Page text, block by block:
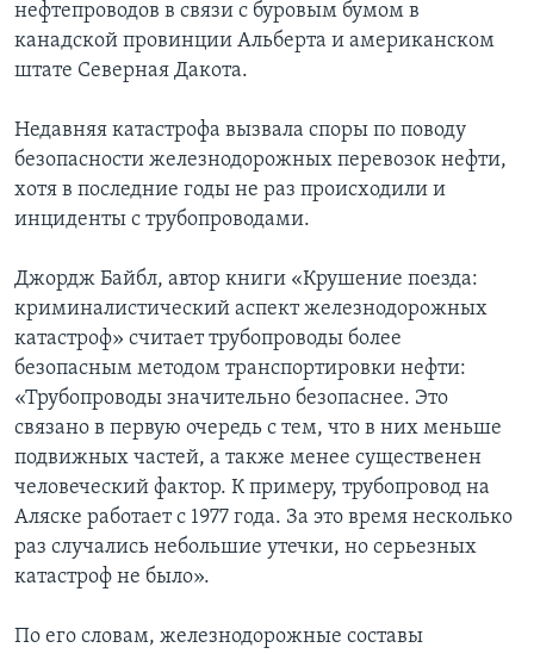
нефтепроводов в связи с буровым бумом в
канадской провинции Альберта и американском
штате Северная Дакота.
Недавняя катастрофа вызвала споры по поводу
безопасности железнодорожных перевозок нефти,
хотя в последние годы не раз происходили и
инциденты с трубопроводами.
Джордж Байбл, автор книги «Крушение поезда:
криминалистический аспект железнодорожных
катастроф» считает трубопроводы более
безопасным методом транспортировки нефти:
«Трубопроводы значительно безопаснее. Это
связано в первую очередь с тем, что в них меньше
подвижных частей, а также менее существенен
человеческий фактор. К примеру, трубопровод на
Аляске работает с 1977 года. За это время несколько
раз случались небольшие утечки, но серьезных
катастроф не было».
По его словам, железнодорожные составы